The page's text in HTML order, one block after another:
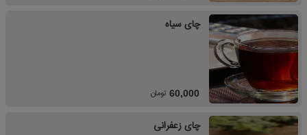
چای سیاه
60,000 تومان
چای زعفرانی